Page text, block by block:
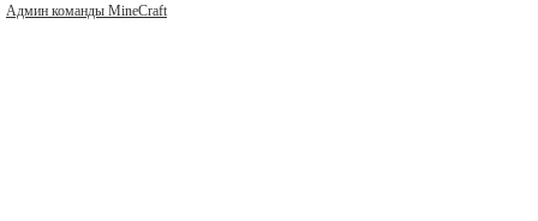
Админ команды MineCraft